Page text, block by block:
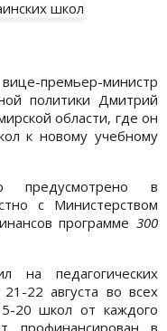
премьер-министр
политики Дмитрий
области, где он
к новому учебному
предусмотрено в
с Министерством
программе 300
на педагогических
22 августа во всех
20 школ от каждого